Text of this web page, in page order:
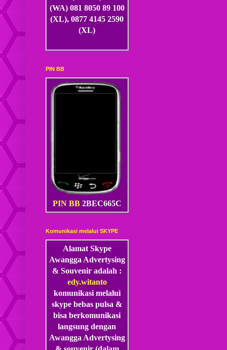
(WA) 081 8050 89 100
(XL), 0877 4145 2590
(XL)
PIN BB
PIN BB 2BEC665C
Komunikasi melalui SKYPE
Alamat Skype
Awangga Advertysing
& Souvenir adalah :
edy.witanto
komunikasi melalui
skype bebas pulsa &
bisa berkomunikasi
langsung dengan
Awangga Advertysing